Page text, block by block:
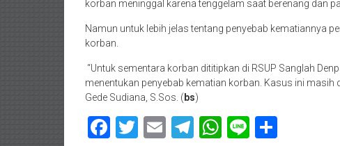
korban meninggal karena tenggelam saat berenang dan
Namun untuk lebih jelas tentang penyebab kematiannya
korban.
“Untuk sementara korban dititipkan di RSUP Sanglah
menentukan penyebab kematian korban. Kasus ini masih
Gede Sudiana, S.Sos. ( bs)
Facebook
Twitter
EmailTelegram
WhatsApp
Line